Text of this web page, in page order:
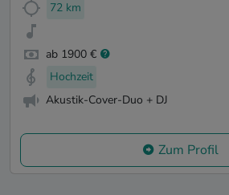
72 km
ab 1900 €
Hochzeit
Akustik-Cover-Duo + DJ
Zum Profil